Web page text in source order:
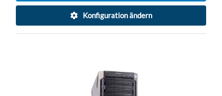
Konfiguration ändern